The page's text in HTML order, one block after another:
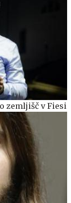
zemljišč v Fiesi